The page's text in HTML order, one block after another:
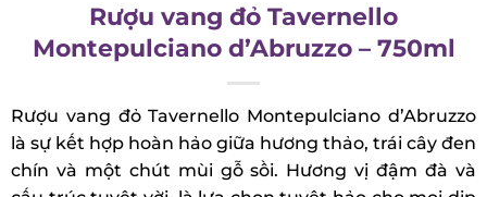
Rượu vang đỏ Tavernello
Montepulciano d’Abruzzo – 750ml
Rượu vang đỏ Tavernello Montepulciano
d’Abruzzo là sự kết hợp hoàn hảo giữa hương
thảo, trái cây đen chín và một chút mùi gỗ sồi.